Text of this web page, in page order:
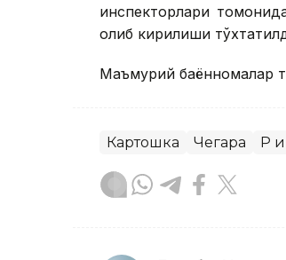
инспекторлари
олиб кирилиши
Маъмурий баённомалар
Картошка Чегара ҚР